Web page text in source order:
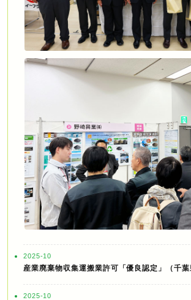
2025-10
産業廃棄物収集運搬業許可「優良認定」（千
2025-10